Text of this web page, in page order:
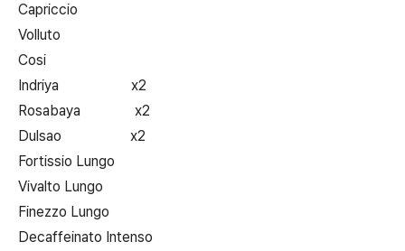
Capriccio
Volluto
Cosi
Indriya x2
Rosabaya x2
Dulsao x2
Fortissio Lungo
Vivalto Lungo
Finezzo Lungo
Decaffeinato Intenso